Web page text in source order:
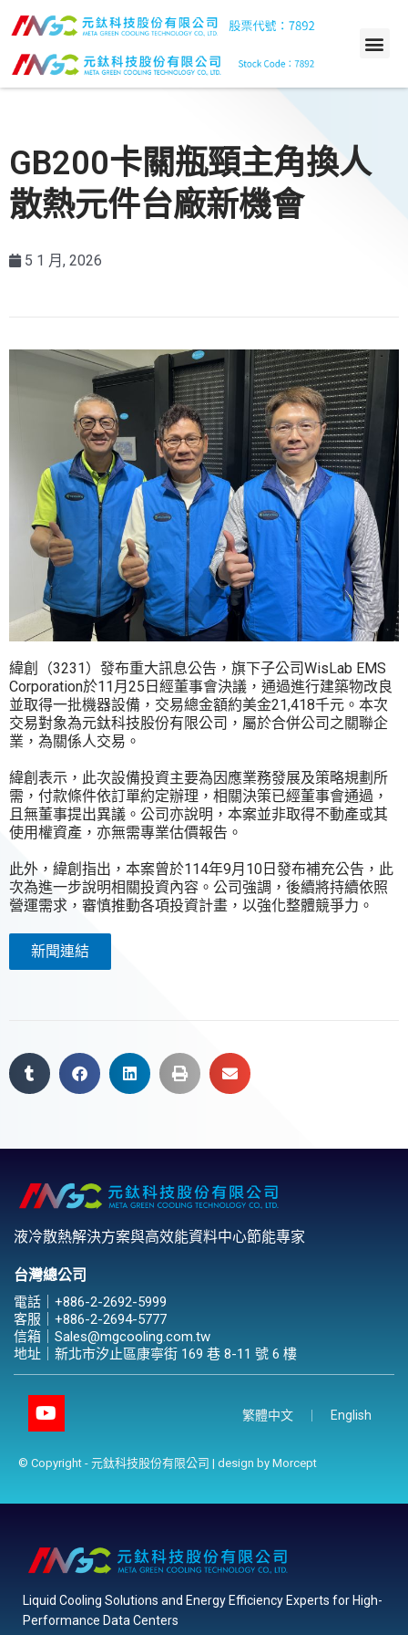
GB200卡關瓶頸主角換人
散熱元件台廠新機會
5 1 月, 2026
緯創（3231）發布重大訊息公告，旗下子公司WisLab EMS
Corporation於11月25日經董事會決議，通過進行建築物改良
並取得一批機器設備，交易總金額約美金21,418千元。本次
交易對象為元鈦科技股份有限公司，屬於合併公司之關聯企
業，為關係人交易。
緯創表示，此次設備投資主要為因應業務發展及策略規劃所
需，付款條件依訂單約定辦理，相關決策已經董事會通過，
且無董事提出異議。公司亦說明，本案並非取得不動產或其
使用權資產，亦無需專業估價報告。
此外，緯創指出，本案曾於114年9月10日發布補充公告，此
次為進一步說明相關投資內容。公司強調，後續將持續依照
營運需求，審慎推動各項投資計畫，以強化整體競爭力。
新聞連結
液冷散熱解決方案與高效能資料中心節能專家
台灣總公司
電話｜ +886-2-2692-5999
客服｜ +886-2-2694-5777
信箱｜ Sales@mgcooling.com.tw
地址｜ 新北市汐止區康寧街 169 巷 8-11 號 6 樓
© Copyright - 元鈦科技股份有限公司 | design by Morcept
繁體中文 English
Liquid Cooling Solutions and Energy Efficiency Experts for High-
Performance Data Centers